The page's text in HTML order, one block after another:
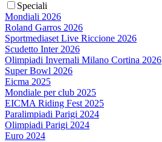
Speciali
Mondiali 2026
Roland Garros 2026
Sportmediaset Live Riccione 2026
Scudetto Inter 2026
Olimpiadi Invernali Milano Cortina 2026
Super Bowl 2026
Eicma 2025
Mondiale per club 2025
EICMA Riding Fest 2025
Paralimpiadi Parigi 2024
Olimpiadi Parigi 2024
Euro 2024